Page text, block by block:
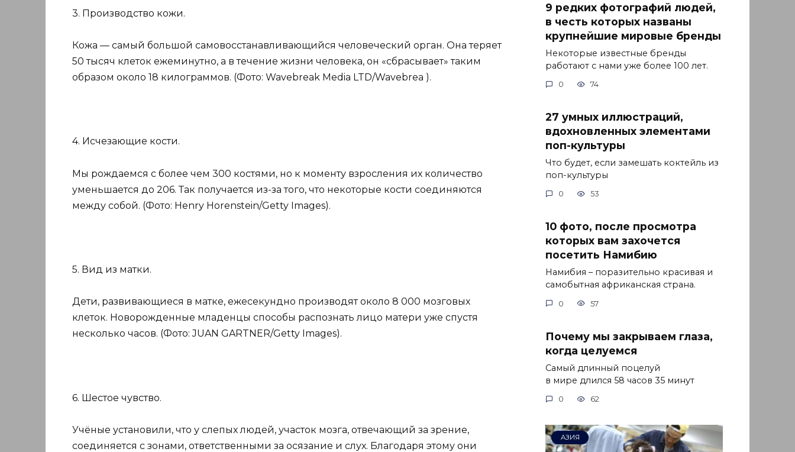
3. Производство кожи.
Кожа — самый большой самовосстанавливающийся человеческий орган. Она теряет
50 тысяч клеток ежеминутно, а в течение жизни человека, он «сбрасывает» таким
образом около 18 килограммов. (Фото: Wavebreak Media LTD/Wavebrea ).
4. Исчезающие кости.
Мы рождаемся с более чем 300 костями, но к моменту взросления их количество
уменьшается до 206. Так получается из-за того, что некоторые кости соединяются
между собой. (Фото: Henry Horenstein/Getty Images).
5. Вид из матки.
Дети, развивающиеся в матке, ежесекундно производят около 8 000 мозговых
клеток. Новорожденные младенцы способы распознать лицо матери уже спустя
несколько часов. (Фото: JUAN GARTNER/Getty Images).
6. Шестое чувство.
Учёные установили, что у слепых людей, участок мозга, отвечающий за зрение,
соединяется с зонами, ответственными за осязание и слух. Благодаря этому они
9 редких фотографий людей,
в честь которых названы
крупнейшие мировые бренды
Некоторые известные бренды
работают с нами уже более 100 лет.
0 74
27 умных иллюстраций,
вдохновленных элементами
поп-культуры
Что будет, если замешать коктейль из
поп-культуры
0 53
10 фото, после просмотра
которых вам захочется
посетить Намибию
Намибия – поразительно красивая и
самобытная африканская страна.
0 57
Почему мы закрываем глаза,
когда целуемся
Самый длинный поцелуй
в мире длился 58 часов 35 минут
0 62
АЗИЯ